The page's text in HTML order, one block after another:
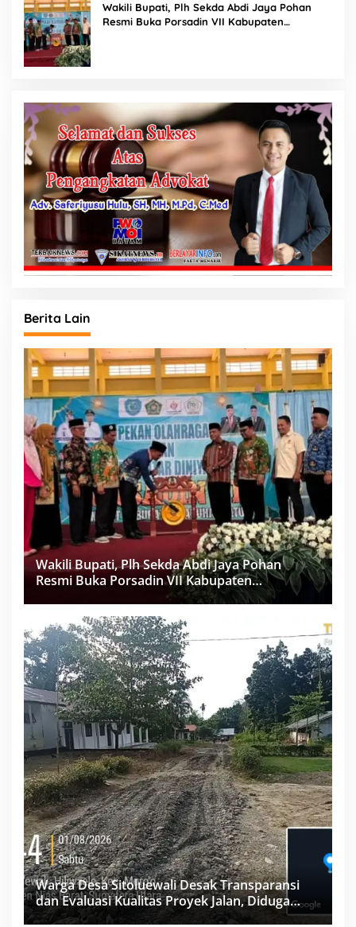
Wakili Bupati, Plh Sekda Abdi Jaya Pohan
Resmi Buka Porsadin VII Kabupaten
Berita Lain
Wakili Bupati, Plh Sekda Abdi Jaya Pohan
Resmi Buka Porsadin VII Kabupaten
Warga Desa Sitoluewali Desak Transparansi
dan Evaluasi Kualitas Proyek Jalan, Diduga
Minim Informasi